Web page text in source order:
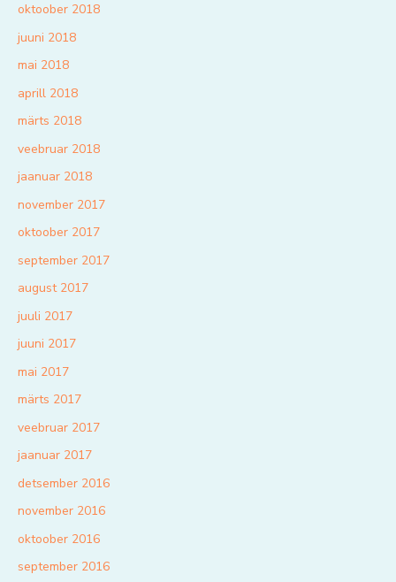
oktoober 2018
juuni 2018
mai 2018
aprill 2018
märts 2018
veebruar 2018
jaanuar 2018
november 2017
oktoober 2017
september 2017
august 2017
juuli 2017
juuni 2017
mai 2017
märts 2017
veebruar 2017
jaanuar 2017
detsember 2016
november 2016
oktoober 2016
september 2016